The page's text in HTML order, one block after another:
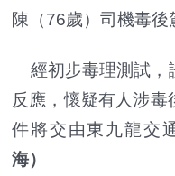
陳（76歲）司機毒後
經初步毒理測試，
反應，懷疑有人涉毒
件將交由東九龍交
海）